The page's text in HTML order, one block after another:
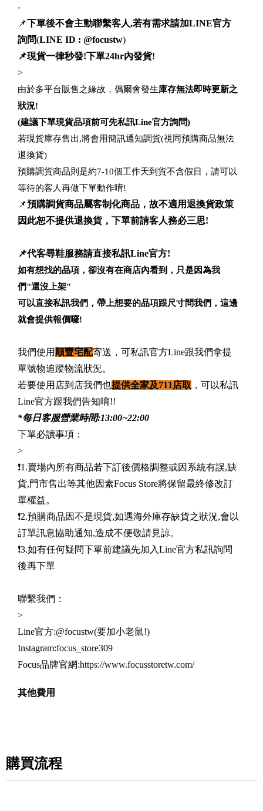
-
📌下單後不會主動聯繫客人,若有需求請加LINE官方
詢問(LINE ID : @focustw)
📌現貨一律秒發!下單24hr內發貨!
>
由於多平台販售之緣故，偶爾會發生庫存無法即時更新之
狀況!
(建議下單現貨品項前可先私訊Line官方詢問)
若現貨庫存售出,將會用簡訊通知調貨(視同預購商品無法
退換貨)
預購調貨商品則是約7-10個工作天到貨不含假日，請可以
等待的客人再做下單動作唷!
📌預購調貨商品屬客制化商品，故不適用退換貨政策
因此恕不提供退換貨，下單前請客人務必三思!
📌代客尋鞋服務請直接私訊Line官方!
如有想找的品項，卻沒有在商店內看到，只是因為我
們"還沒上架"
可以直接私訊我們，帶上想要的品項跟尺寸問我們，這邊
就會提供報價囉!
我們使用 順豐宅配寄送，可私訊官方Line跟我們拿提
單號物追蹤物流狀況。
若要使用店到店我們也提供全家及711店取 ，可以私訊
Line官方跟我們告知唷!!
*每日客服營業時間:13:00~22:00
下單必讀事項：
>
❗️1.賣場內所有商品若下訂後價格調整或因系統有誤,缺
貨,門市售出等其他因素Focus Store將保留最終修改訂
單權益。
❗️2.預購商品因不是現貨,如遇海外庫存缺貨之狀況,會以
訂單訊息協助通知,造成不便敬請見諒。
❗️3.如有任何疑問下單前建議先加入Line官方私訊詢問
後再下單
聯繫我們：
>
Line官方:@focustw(要加小老鼠!)
Instagram:focus_store309
Focus品牌官網:https://www.focusstoretw.com/
其他費用
購買流程